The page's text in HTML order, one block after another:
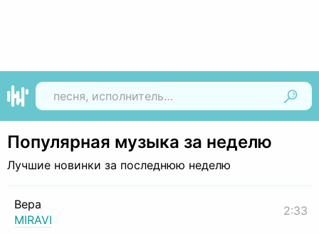
Популярная музыка за неделю
Лучшие новинки за последнюю неделю
Вера
MIRAVI
2:33